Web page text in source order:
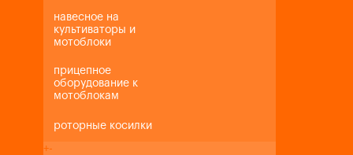
навесное на
культиваторы и
мотоблоки
прицепное
оборудование к
мотоблокам
роторные косилки
+-